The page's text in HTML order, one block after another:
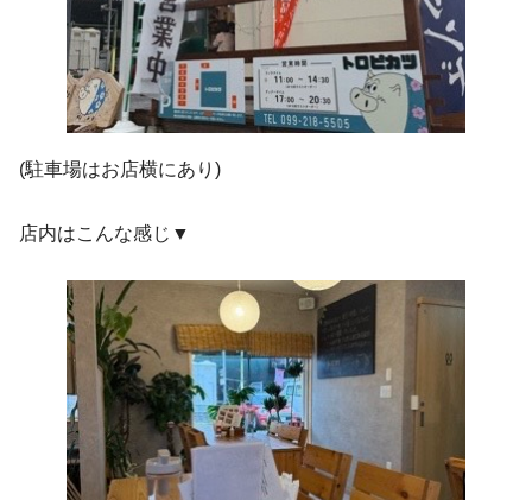
(駐車場はお店横にあり)
店内はこんな感じ▼